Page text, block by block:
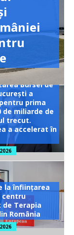
Bursei de
a
prima
de miliarde de
trecut.
a accelerat în
la înființarea
centru
Terapia
România